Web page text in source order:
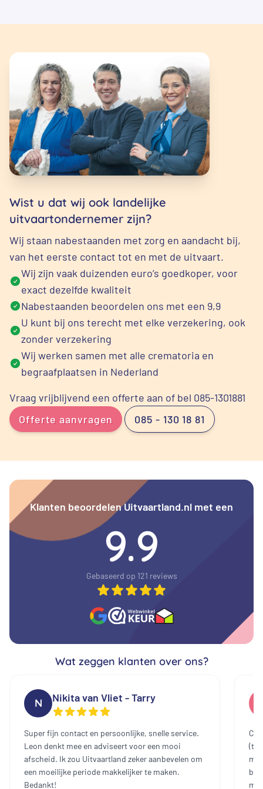
Wist u dat wij ook landelijke
uitvaartondernemer zijn?
Wij staan nabestaanden met zorg en aandacht bij,
van het eerste contact tot en met de uitvaart.
Wij zijn vaak duizenden euro’s goedkoper, voor
exact dezelfde kwaliteit
Nabestaanden beoordelen ons met een 9,9
U kunt bij ons terecht met elke verzekering, ook
zonder verzekering
Wij werken samen met alle crematoria en
begraafplaatsen in Nederland
Vraag vrijblijvend een offerte aan of bel 085-1301881
Offerte aanvragen
085 - 130 18 81
Klanten beoordelen Uitvaartland.nl met een
9.9
Gebaseerd op 121 reviews
Wat zeggen klanten over ons?
N Nikita van Vliet - Tarry
Super fijn contact en persoonlijke, snelle service.
Leon denkt mee en adviseert voor een mooi
afscheid. Ik zou Uitvaartland zeker aanbevelen om
een moeilijke periode makkelijker te maken.
Bedankt!